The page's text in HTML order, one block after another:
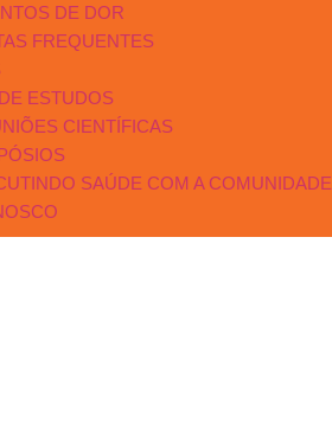
DE DOR
FREQUENTES
ESTUDOS
CIENTÍFICAS
SAÚDE COM A COMUNIDADE